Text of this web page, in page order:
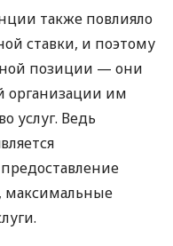
также повлияло
ставки, и поэтому
позиции — они
организации им
услуг. Ведь
максимальные